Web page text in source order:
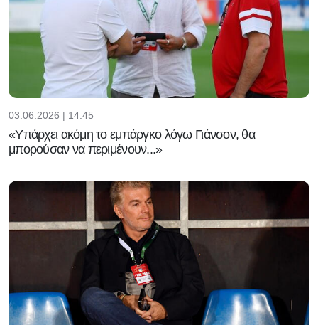
03.06.2026 | 14:45
«Υπάρχει ακόμη το εμπάργκο λόγω Γιάνσον, θα
μπορούσαν να περιμένουν...»